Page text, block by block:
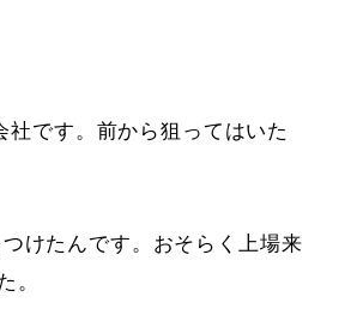
社です。前から狙ってはいた
つけたんです。おそらく上場来
。